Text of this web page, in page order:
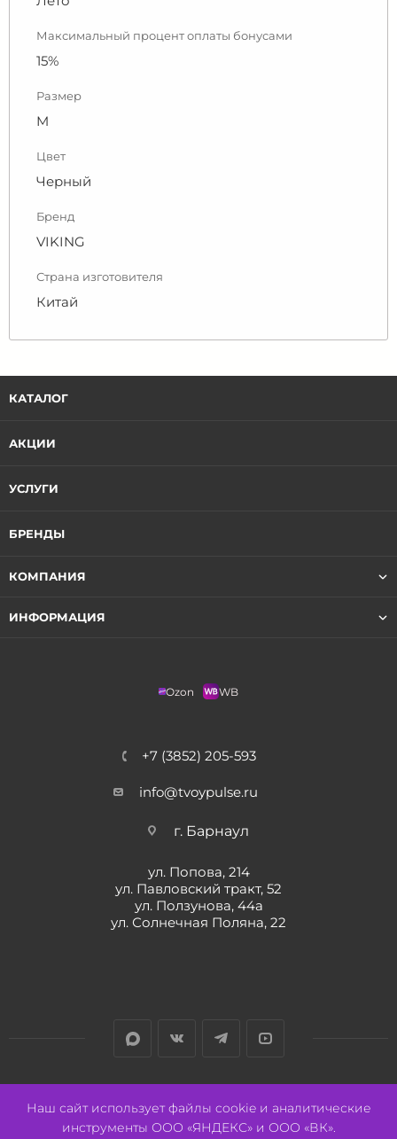
Максимальный процент оплаты бонусами
15%
Размер
M
Цвет
Черный
Бренд
VIKING
Страна изготовителя
Китай
КАТАЛОГ
АКЦИИ
УСЛУГИ
БРЕНДЫ
КОМПАНИЯ
ИНФОРМАЦИЯ
Ozon WB
+7 (3852) 205-593
info@tvoypulse.ru
г. Барнаул
ул. Попова, 214
ул. Павловский тракт, 52
ул. Ползунова, 44а
ул. Солнечная Поляна, 22
Разработано:Авалон
Наш сайт использует файлы cookie и аналитические
инструменты ООО «ЯНДЕКС» и ООО «ВК».